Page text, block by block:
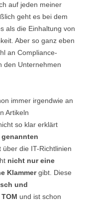
auf jeden meiner
geht es bei dem
als die Einhaltung von
Aber so ganz eben
an Compliance-
den Unternehmen
immer irgendwie an
Artikeln
so klar erklärt
die IT-Richtlinien
nicht nur eine
Klammergibt. Diese
und
TOM und ist schon